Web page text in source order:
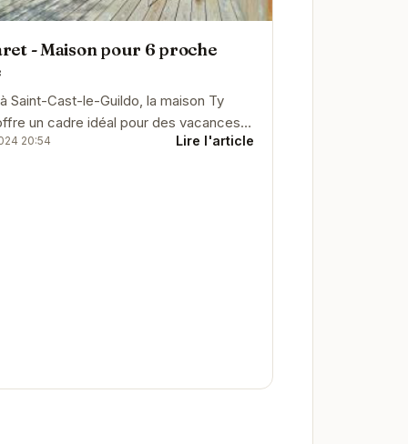
- Maison pour 6 proche
Saint-Cast-le-Guildo, la maison Ty
un cadre idéal pour des vacances
Proche de la plage et des
20:54 Lire l'article